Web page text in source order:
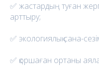
✅ жастардың туған
арттыру;
✅ экологиялық сана-
✅ қоршаған ортаны